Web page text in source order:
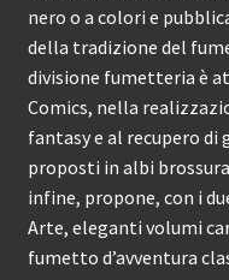
nero o a colori e
della tradizione del
divisione fumetteria è
Comics, nella
fantasy e al recupero di
proposti in albi
infine, propone, con i
Arte, eleganti volumi
fumetto d’avventura